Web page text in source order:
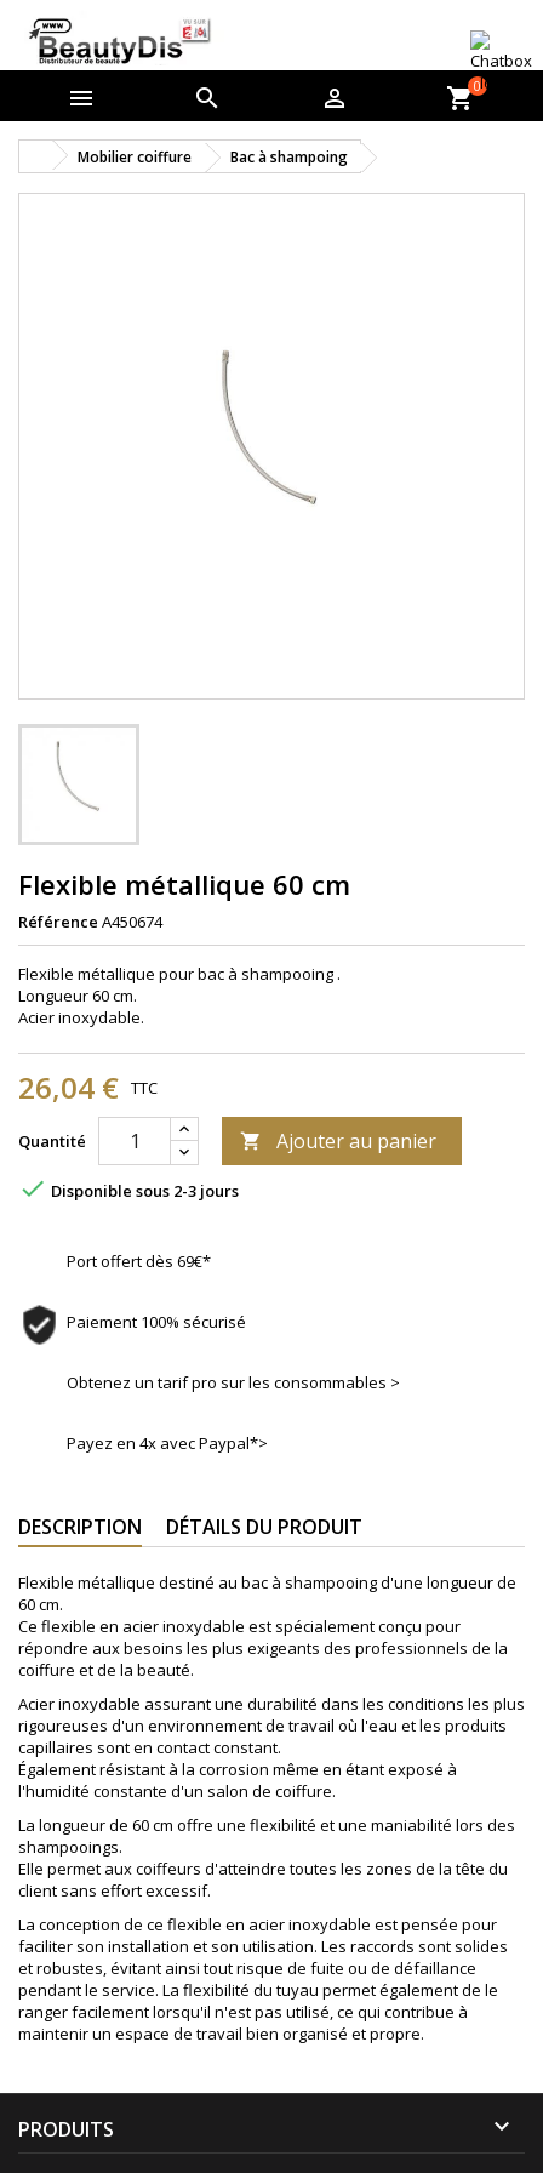
   shopping_cart0
Mobilier coiffure Bac à shampoing
Flexible métallique 60 cm
Référence A450674
Flexible métallique pour bac à shampooing .
Longueur 60 cm.
Acier inoxydable.
26,04 € TTC
Quantité  Ajouter au panier
 Disponible sous 2-3 jours
Port offert dès 69€*
Paiement 100% sécurisé
Obtenez un tarif pro sur les consommables >
Payez en 4x avec Paypal*>
DESCRIPTION DÉTAILS DU PRODUIT
Flexible métallique destiné au bac à shampooing d'une longueur de
60 cm.
Ce flexible en acier inoxydable est spécialement conçu pour
répondre aux besoins les plus exigeants des professionnels de la
coiffure et de la beauté.
Acier inoxydable assurant une durabilité dans les conditions les plus
rigoureuses d'un environnement de travail où l'eau et les produits
capillaires sont en contact constant.
Également résistant à la corrosion même en étant exposé à
l'humidité constante d'un salon de coiffure.
La longueur de 60 cm offre une flexibilité et une maniabilité lors des
shampooings.
Elle permet aux coiffeurs d'atteindre toutes les zones de la tête du
client sans effort excessif.
La conception de ce flexible en acier inoxydable est pensée pour
faciliter son installation et son utilisation. Les raccords sont solides
et robustes, évitant ainsi tout risque de fuite ou de défaillance
pendant le service. La flexibilité du tuyau permet également de le
ranger facilement lorsqu'il n'est pas utilisé, ce qui contribue à
maintenir un espace de travail bien organisé et propre.
PRODUITS 